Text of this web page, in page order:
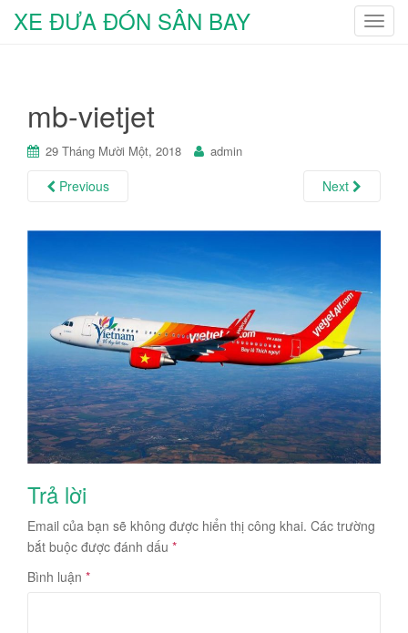
T
g
i
o
n
XE ĐƯA ĐÓN SÂN BAY
mb-vietjet
29 Tháng Mười Một, 2018 admin
Previous Next
Trả lời
Email của bạn sẽ không được hiển thị công khai. Các trường
bắt buộc được đánh dấu *
Bình luận *